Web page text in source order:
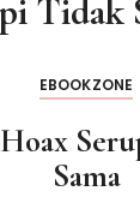
Tidak
EBOOKZONE
Sama